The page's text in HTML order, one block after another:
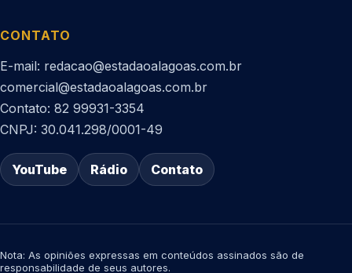
CONTATO
E-mail: redacao@estadaoalagoas.com.br
comercial@estadaoalagoas.com.br
Contato: 82 99931-3354
CNPJ: 30.041.298/0001-49
YouTube Rádio Contato
Nota: As opiniões expressas em conteúdos assinados são de
responsabilidade de seus autores.